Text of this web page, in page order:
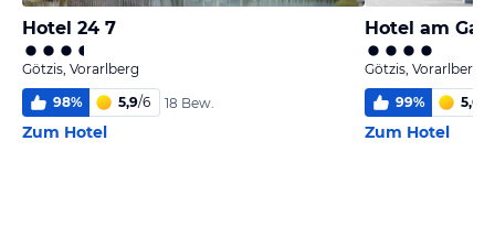
Hotel 24 7
Götzis, Vorarlberg
98% 5,9/6 18 Bew.
Zum Hotel
Hotel am
Götzis, Vorarlberg
99% 5,6
Zum Hotel